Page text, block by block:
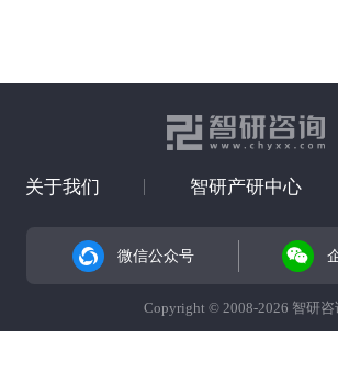
关于我们 智研产研中心
微信公众号
Copyright © 2008-2026 智研咨